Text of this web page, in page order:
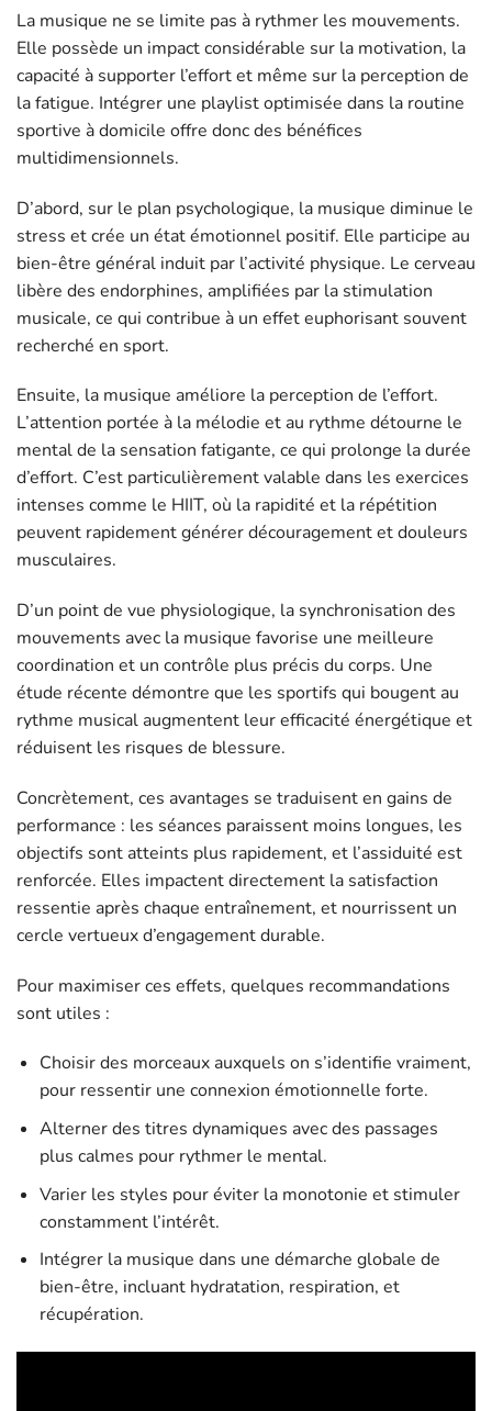
La musique ne se limite pas à rythmer les mouvements.
Elle possède un impact considérable sur la motivation, la
capacité à supporter l’effort et même sur la perception de
la fatigue. Intégrer une playlist optimisée dans la routine
sportive à domicile offre donc des bénéfices
multidimensionnels.
D’abord, sur le plan psychologique, la musique diminue le
stress et crée un état émotionnel positif. Elle participe au
bien-être général induit par l’activité physique. Le cerveau
libère des endorphines, amplifiées par la stimulation
musicale, ce qui contribue à un effet euphorisant souvent
recherché en sport.
Ensuite, la musique améliore la perception de l’effort.
L’attention portée à la mélodie et au rythme détourne le
mental de la sensation fatigante, ce qui prolonge la durée
d’effort. C’est particulièrement valable dans les exercices
intenses comme le HIIT, où la rapidité et la répétition
peuvent rapidement générer découragement et douleurs
musculaires.
D’un point de vue physiologique, la synchronisation des
mouvements avec la musique favorise une meilleure
coordination et un contrôle plus précis du corps. Une
étude récente démontre que les sportifs qui bougent au
rythme musical augmentent leur efficacité énergétique et
réduisent les risques de blessure.
Concrètement, ces avantages se traduisent en gains de
performance : les séances paraissent moins longues, les
objectifs sont atteints plus rapidement, et l’assiduité est
renforcée. Elles impactent directement la satisfaction
ressentie après chaque entraînement, et nourrissent un
cercle vertueux d’engagement durable.
Pour maximiser ces effets, quelques recommandations
sont utiles :
Choisir des morceaux auxquels on s’identifie vraiment,
pour ressentir une connexion émotionnelle forte.
Alterner des titres dynamiques avec des passages
plus calmes pour rythmer le mental.
Varier les styles pour éviter la monotonie et stimuler
constamment l’intérêt.
Intégrer la musique dans une démarche globale de
bien-être, incluant hydratation, respiration, et
récupération.